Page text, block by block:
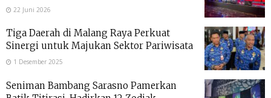
22 Juni 2026
Tiga Daerah di Malang Raya Perkuat
Sinergi untuk Majukan Sektor Pariwisata
1 Desember 2025
Seniman Bambang Sarasno Pamerkan